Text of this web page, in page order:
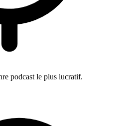
podcast le plus lucratif.